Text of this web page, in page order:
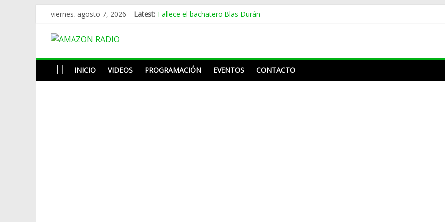
Skip
content
viernes, agosto 7, 2026 Latest: Fallece el bachatero Blas Durán
Pregunta buscapié de Frank Reyes a Acroarte: «¿Ustedes premian por el trabajo que ha
AMAZON
RADIO
INICIO VIDEOS PROGRAMACIÓN EVENTOS CONTACTO